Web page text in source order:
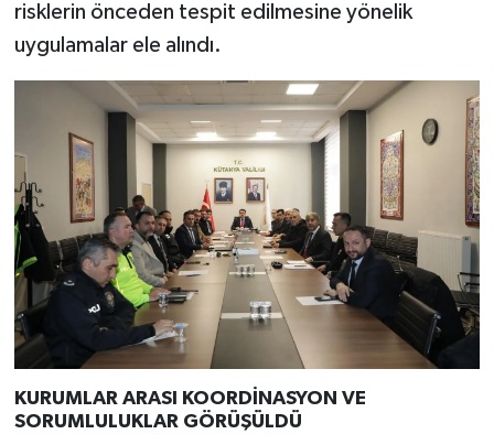
risklerin önceden tespit edilmesine yönelik
uygulamalar ele alındı.
KURUMLAR ARASI KOORDİNASYON VE
SORUMLULUKLAR GÖRÜŞÜLDÜ
Tavşanlı
Teknoloji
Türkiye
Video Galeri
Yaşam
Yemek Tarifleri